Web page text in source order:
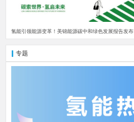
氢能引领能源变革！美锦能源碳中和绿色发展报告发布
专题